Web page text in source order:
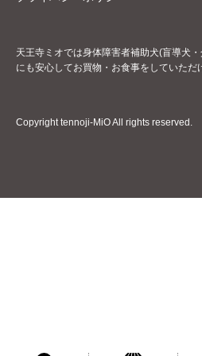
天王寺ミオでは身体障害者補助犬(盲導犬
にも安心してお買物・お食事をしていただ
Copyright tennoji-MiO All rights reserved.